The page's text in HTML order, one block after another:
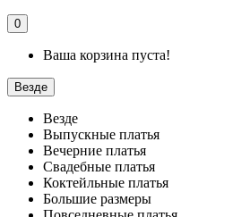
0
Ваша корзина пуста!
Везде
Везде
Выпускные платья
Вечерние платья
Свадебные платья
Коктейльные платья
Большие размеры